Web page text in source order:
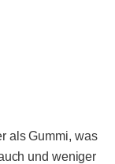
als Gummi, was
und weniger